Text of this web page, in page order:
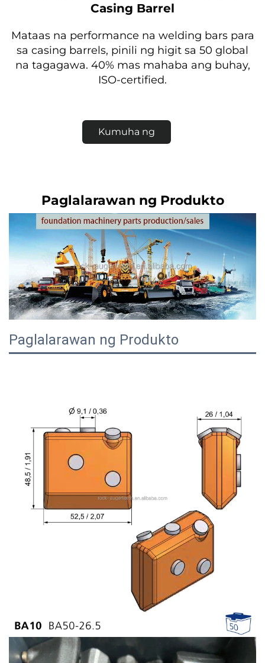
Casing Barrel
Mataas na performance na welding bars para
sa casing barrels, pinili ng higit sa 50 global
na tagagawa. 40% mas mahaba ang buhay,
ISO-certified.
Kumuha ng
Paglalarawan ng Produkto
Paglalarawan ng Produkto